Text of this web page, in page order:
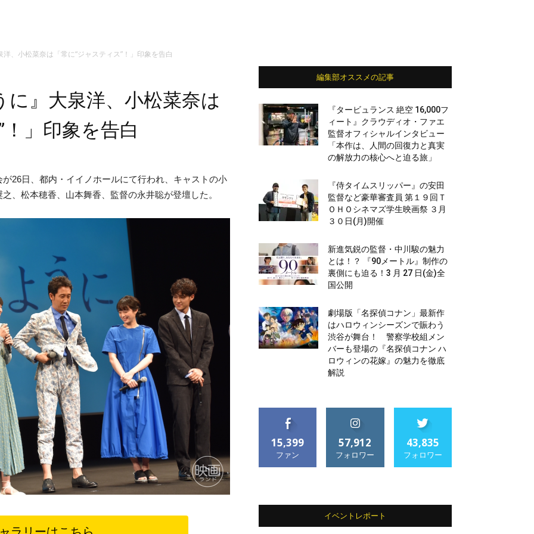
、小松菜奈は「常に“ジャスティス”！」印象を告白
』大泉洋、小松菜奈は
」印象を告白
26日、都内・イイノホールにて行われ、キャストの小
、 松本穂香、 山本舞香、監督の永井聡が登壇した。
編集部オススメの記事
『タービュランス 絶空 16,000フ
ィート』クラウディオ・ファエ
監督オフィシャルインタビュー
「本作は、人間の回復力と真実
の解放力の核心へと迫る旅」
『侍タイムスリッパー』の安田
監督など豪華審査員 第１９回Ｔ
ＯＨＯシネマズ学生映画祭 ３月
３０日(月)開催
新進気鋭の監督・中川駿の魅力
とは！？ 『90メートル』制作の
裏側にも迫る！3 月 27 日(金)全
国公開
劇場版「名探偵コナン」最新作
はハロウィンシーズンで賑わう
渋谷が舞台！ 警察学校組メン
バーも登場の『名探偵コナン ハ
ロウィンの花嫁』の魅力を徹底
解説
15,399
ファン
57,912
フォロワー
43,835
フォロワー
イベントレポート